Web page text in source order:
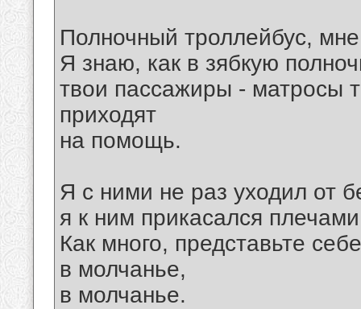
Полночный троллейбус,
Я знаю, как в зябкую
твои пассажиры - матросы
приходят
на помощь.
Я с ними не раз уходил от
я к ним прикасался
Как много, представьте
в молчанье,
в молчанье.